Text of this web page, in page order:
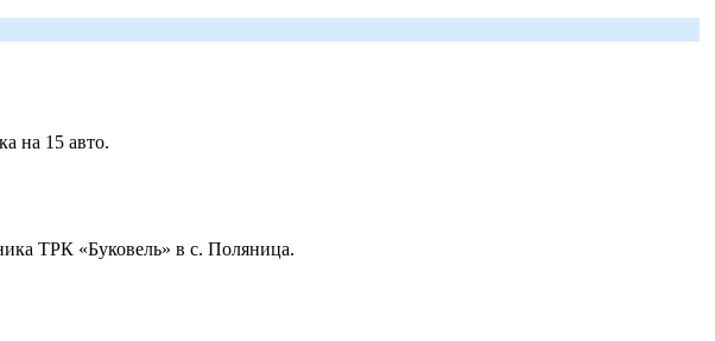
на 15 авто.
ТРК «Буковель» в с. Поляница.